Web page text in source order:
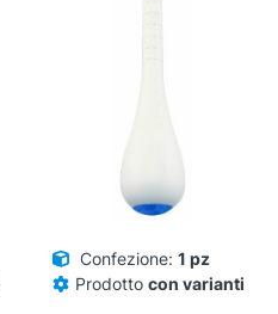
Confezione: 1 pz
Prodotto con varianti